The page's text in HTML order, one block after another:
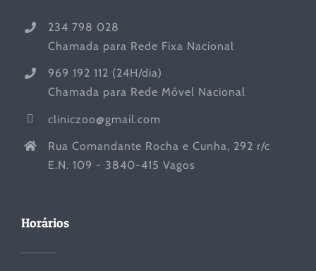
234 798 028
Chamada para Rede Fixa Nacional
969 192 112 (24H/dia)
Chamada para Rede Móvel Nacional
cliniczoo@gmail.com
Rua Comandante Rocha e Cunha, 292 r/c
E.N. 109 - 3840-415 Vagos
Horários